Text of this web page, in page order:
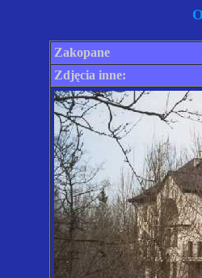
Zakopane
Zdjęcia inne: